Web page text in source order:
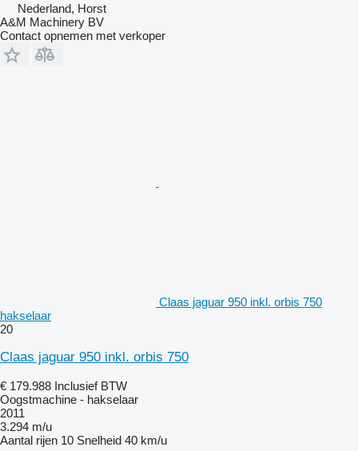
Nederland, Horst
A&M Machinery BV
Contact opnemen met verkoper
Claas jaguar 950 inkl. orbis 750
hakselaar
20
Claas jaguar 950 inkl. orbis 750
€ 179.988 Inclusief BTW
Oogstmachine - hakselaar
2011
3.294 m/u
Aantal rijen 10 Snelheid 40 km/u